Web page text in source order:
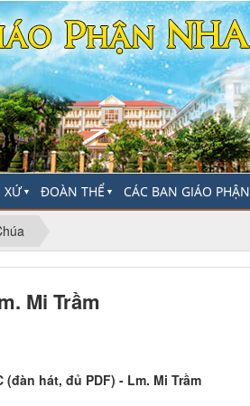
XỨ▼ ĐOÀN THỂ ▼ CÁC BAN GIÁO PHẬN
Mi Trầm
(đàn hát, đủ PDF) - Lm. Mi Trầm